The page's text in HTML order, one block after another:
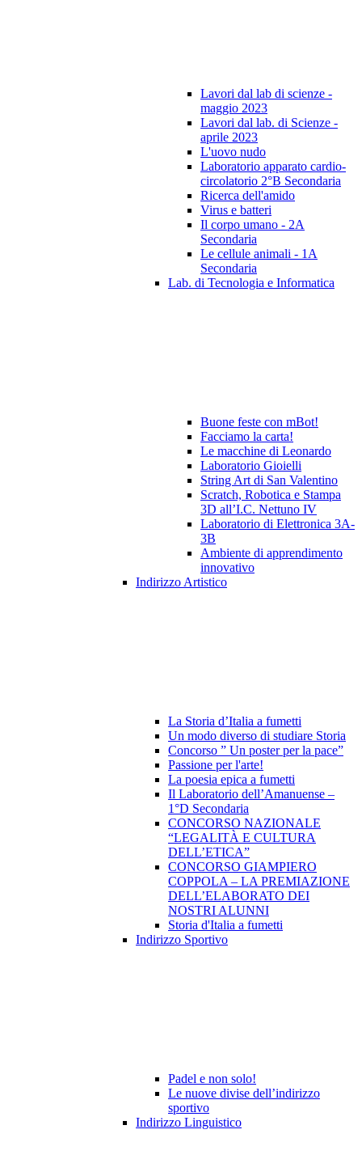
Lavori dal lab di scienze -
maggio 2023
Lavori dal lab. di Scienze -
aprile 2023
L'uovo nudo
Laboratorio apparato cardio-
circolatorio 2°B Secondaria
Ricerca dell'amido
Virus e batteri
Il corpo umano - 2A
Secondaria
Le cellule animali - 1A
Secondaria
Lab. di Tecnologia e Informatica
Buone feste con mBot!
Facciamo la carta!
Le macchine di Leonardo
Laboratorio Gioielli
String Art di San Valentino
Scratch, Robotica e Stampa
3D all’I.C. Nettuno IV
Laboratorio di Elettronica 3A-
3B
Ambiente di apprendimento
innovativo
Indirizzo Artistico
La Storia d’Italia a fumetti
Un modo diverso di studiare Storia
Concorso ” Un poster per la pace”
Passione per l'arte!
La poesia epica a fumetti
Il Laboratorio dell’Amanuense –
1°D Secondaria
CONCORSO NAZIONALE
“LEGALITÀ E CULTURA
DELL’ETICA”
CONCORSO GIAMPIERO
COPPOLA – LA PREMIAZIONE
DELL’ELABORATO DEI
NOSTRI ALUNNI
Storia d'Italia a fumetti
Indirizzo Sportivo
Padel e non solo!
Le nuove divise dell’indirizzo
sportivo
Indirizzo Linguistico